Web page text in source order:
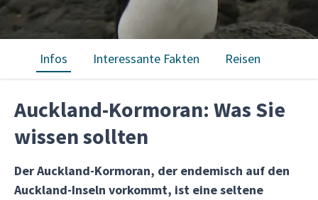
Infos Interessante Fakten Reisen
Auckland-Kormoran: Was Sie
wissen sollten
Der Auckland-Kormoran, der endemisch auf den
Auckland-Inseln vorkommt, ist eine seltene